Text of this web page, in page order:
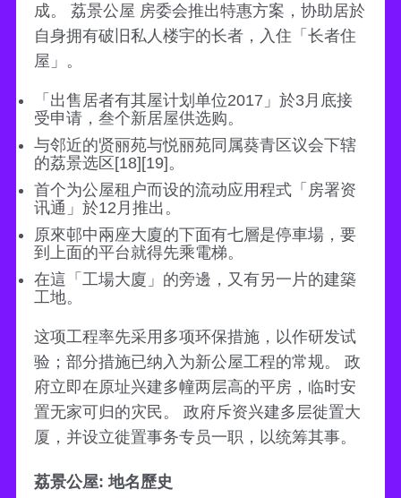
成。 荔景公屋 房委会推出特惠方案，协助居於
自身拥有破旧私人楼宇的长者，入住「长者住
屋」。
「出售居者有其屋计划单位2017」於3月底接
受申请，叁个新居屋供选购。
与邻近的贤丽苑与悦丽苑同属葵青区议会下辖
的荔景选区[18][19]。
首个为公屋租户而设的流动应用程式「房署资
讯通」於12月推出。
原來邨中兩座大廈的下面有七層是停車場，要
到上面的平台就得先乘電梯。
在這「工場大廈」的旁邊，又有另一片的建築
工地。
这项工程率先采用多项环保措施，以作研发试
验；部分措施已纳入为新公屋工程的常规。 政
府立即在原址兴建多幢两层高的平房，临时安
置无家可归的灾民。 政府斥资兴建多层徙置大
厦，并设立徙置事务专员一职，以统筹其事。
荔景公屋: 地名歷史